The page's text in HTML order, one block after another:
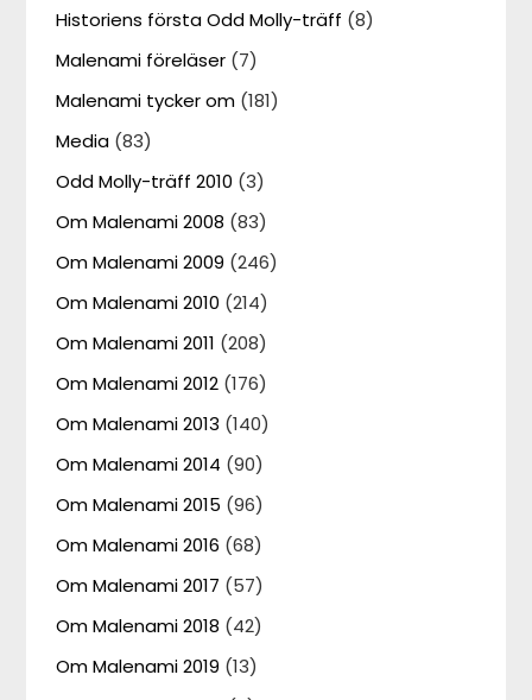
Historiens första Odd Molly-träff (8)
Malenami föreläser (7)
Malenami tycker om (181)
Media (83)
Odd Molly-träff 2010 (3)
Om Malenami 2008 (83)
Om Malenami 2009 (246)
Om Malenami 2010 (214)
Om Malenami 2011 (208)
Om Malenami 2012 (176)
Om Malenami 2013 (140)
Om Malenami 2014 (90)
Om Malenami 2015 (96)
Om Malenami 2016 (68)
Om Malenami 2017 (57)
Om Malenami 2018 (42)
Om Malenami 2019 (13)